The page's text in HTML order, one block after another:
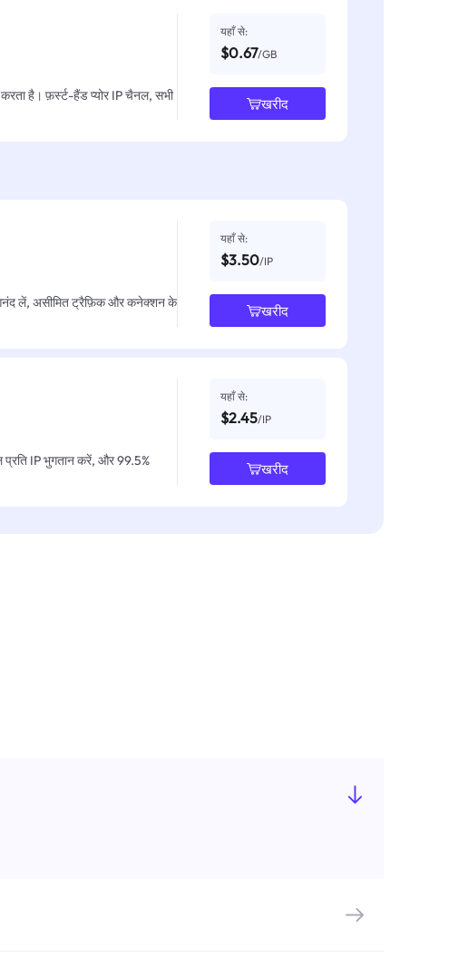
है। फ़र्स्ट-हैंड प्योर IP चैनल, सभी
यहाँ से:
$0.67/GB
खरीद
लें, असीमित ट्रैफ़िक और कनेक्शन के
यहाँ से:
$3.50/IP
खरीद
प्रति IP भुगतान करें, और 99.5%
यहाँ से:
$2.45/IP
खरीद